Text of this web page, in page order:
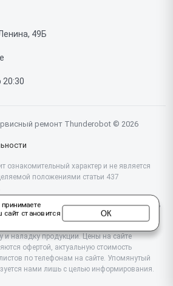
49Б
20:30
ремонт Thunderobot © 2026
ознакомительный характер и не является
положениями статьи 437
и ремонте техники Thunderobot,
представителем. Предоставляем
истечения гарантии, а также
и наладку продукции. Цены на сайте
офертой, актуальную стоимость
по телефонам на сайте. Упомянутый
нами лишь с целью информирования.
сайт становится
ОК